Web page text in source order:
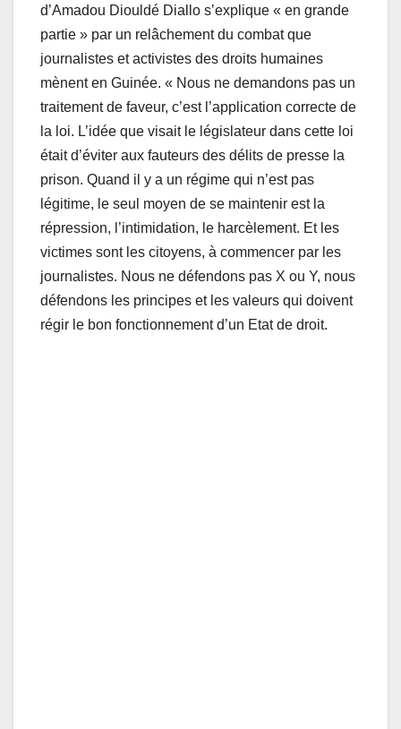
d’Amadou Diouldé Diallo s’explique « en grande
partie » par un relâchement du combat que
journalistes et activistes des droits humaines
mènent en Guinée. « Nous ne demandons pas un
traitement de faveur, c’est l’application correcte de
la loi. L’idée que visait le législateur dans cette loi
était d’éviter aux fauteurs des délits de presse la
prison. Quand il y a un régime qui n’est pas
légitime, le seul moyen de se maintenir est la
répression, l’intimidation, le harcèlement. Et les
victimes sont les citoyens, à commencer par les
journalistes. Nous ne défendons pas X ou Y, nous
défendons les principes et les valeurs qui doivent
régir le bon fonctionnement d’un Etat de droit.